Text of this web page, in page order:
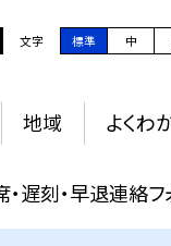
文字 標準 中
地域 よくわ
・遅刻・早退連絡フ